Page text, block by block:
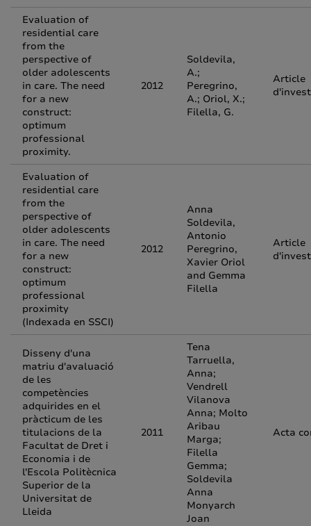
Evaluation of
residential care
from the
perspective of
older adolescents
in care. The need
for a new
construct:
optimum
professional
proximity.
2012
Soldevila,
A.;
Peregrino,
A.; Oriol, X.;
Filella, G.
Article
Evaluation of
residential care
from the
perspective of
older adolescents
in care. The need
for a new
construct:
optimum
professional
proximity
(Indexada en SSCI)
2012
Anna
Soldevila,
Antonio
Peregrino,
Xavier Oriol
and Gemma
Filella
Article
Disseny d'una
matriu d'avaluació
de les
competències
adquirides en el
pràcticum de les
titulacions de la
Facultat de Dret i
Economia i de
l'Escola Politècnica
Superior de la
Universitat de
Lleida
2011
Tena
Tarruella,
Anna;
Vendrell
Vilanova
Anna; Molto
Aribau
Marga;
Filella
Gemma;
Soldevila
Anna
Monyarch
Joan
Acta